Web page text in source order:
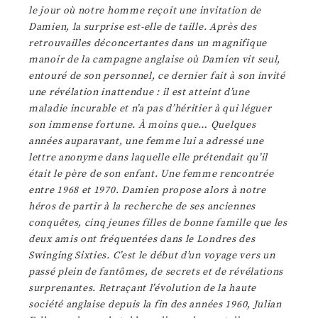
le jour où notre homme reçoit une invitation de
Damien, la surprise est-elle de taille. Après des
retrouvailles déconcertantes dans un magnifique
manoir de la campagne anglaise où Damien vit seul,
entouré de son personnel, ce dernier fait à son invité
une révélation inattendue : il est atteint d’une
maladie incurable et n’a pas d’héritier à qui léguer
son immense fortune. À moins que… Quelques
années auparavant, une femme lui a adressé une
lettre anonyme dans laquelle elle prétendait qu’il
était le père de son enfant. Une femme rencontrée
entre 1968 et 1970. Damien propose alors à notre
héros de partir à la recherche de ses anciennes
conquêtes, cinq jeunes filles de bonne famille que les
deux amis ont fréquentées dans le Londres des
Swinging Sixties. C’est le début d’un voyage vers un
passé plein de fantômes, de secrets et de révélations
surprenantes. Retraçant l’évolution de la haute
société anglaise depuis la fin des années 1960, Julian